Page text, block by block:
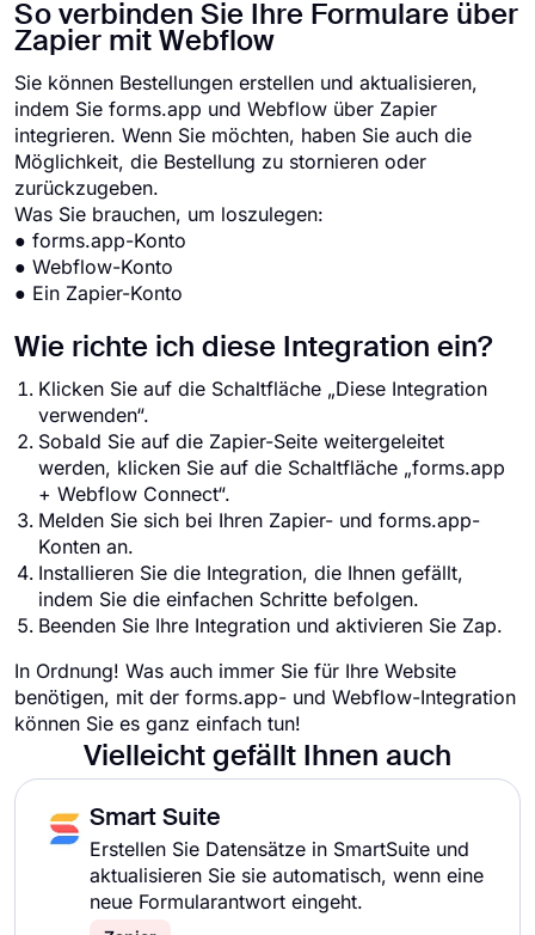
So verbinden Sie Ihre Formulare über
Zapier mit Webflow
Sie können Bestellungen erstellen und aktualisieren,
indem Sie forms.app und Webflow über Zapier
integrieren. Wenn Sie möchten, haben Sie auch die
Möglichkeit, die Bestellung zu stornieren oder
zurückzugeben.
Was Sie brauchen, um loszulegen:
● forms.app-Konto
● Webflow-Konto
● Ein Zapier-Konto
Wie richte ich diese Integration ein?
Klicken Sie auf die Schaltfläche „Diese Integration
verwenden“.
Sobald Sie auf die Zapier-Seite weitergeleitet
werden, klicken Sie auf die Schaltfläche „forms.app
+ Webflow Connect“.
Melden Sie sich bei Ihren Zapier- und forms.app-
Konten an.
Installieren Sie die Integration, die Ihnen gefällt,
indem Sie die einfachen Schritte befolgen.
Beenden Sie Ihre Integration und aktivieren Sie Zap.
In Ordnung! Was auch immer Sie für Ihre Website
benötigen, mit der forms.app- und Webflow-Integration
können Sie es ganz einfach tun!
Vielleicht gefällt Ihnen auch
Smart Suite
Erstellen Sie Datensätze in SmartSuite und
aktualisieren Sie sie automatisch, wenn eine
neue Formularantwort eingeht.